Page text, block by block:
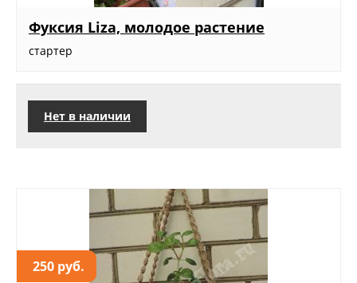
Фуксия Liza, молодое растение
стартер
Нет в наличии
250 руб.